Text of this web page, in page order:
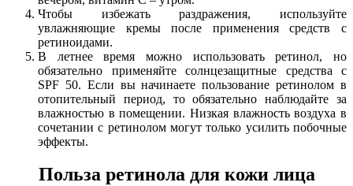
Чтобы избежать раздражения, используйте
увлажняющие кремы после применения средств с
ретиноидами.
В летнее время можно использовать ретинол, но
обязательно применяйте солнцезащитные средства с
SPF 50. Если вы начинаете пользование ретинолом в
отопительный период, то обязательно наблюдайте за
влажностью в помещении. Низкая влажность воздуха в
сочетании с ретинолом могут только усилить побочные
эффекты.
Польза ретинола для кожи лица